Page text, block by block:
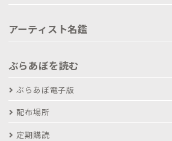
アーティスト名鑑
ぶらあぼを読む
ぶらあぼ電子版
配布場所
定期購読